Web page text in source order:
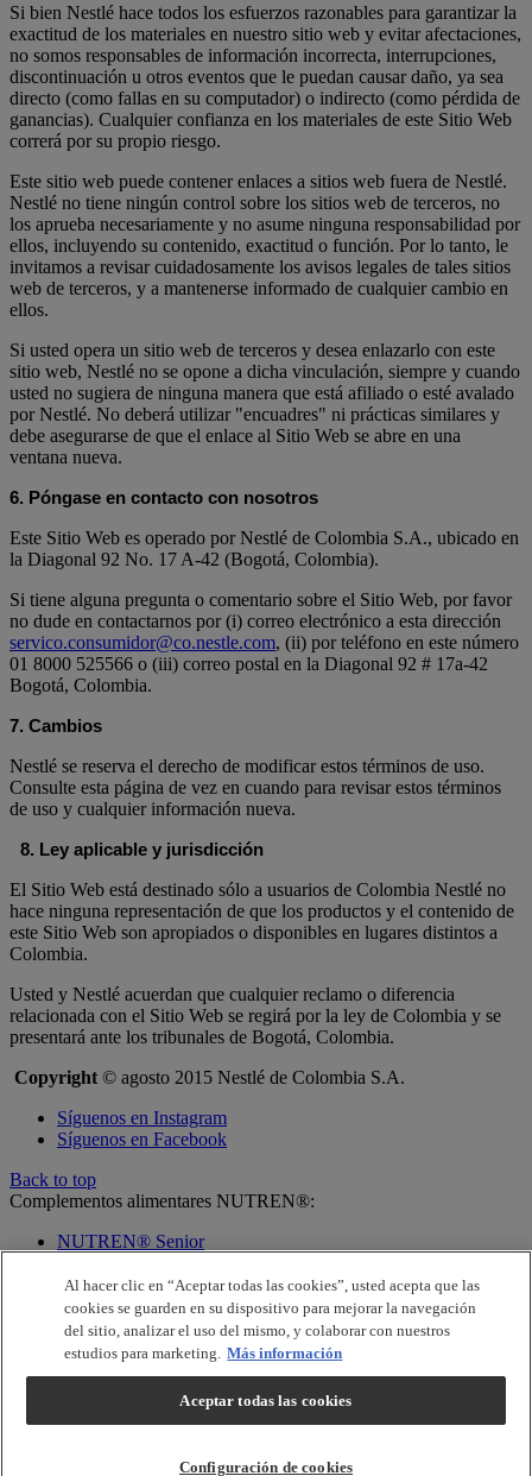
Si bien Nestlé hace todos los esfuerzos razonables para garantizar la
exactitud de los materiales en nuestro sitio web y evitar afectaciones,
no somos responsables de información incorrecta, interrupciones,
discontinuación u otros eventos que le puedan causar daño, ya sea
directo (como fallas en su computador) o indirecto (como pérdida de
ganancias). Cualquier confianza en los materiales de este Sitio Web
correrá por su propio riesgo.
Este sitio web puede contener enlaces a sitios web fuera de Nestlé.
Nestlé no tiene ningún control sobre los sitios web de terceros, no
los aprueba necesariamente y no asume ninguna responsabilidad por
ellos, incluyendo su contenido, exactitud o función. Por lo tanto, le
invitamos a revisar cuidadosamente los avisos legales de tales sitios
web de terceros, y a mantenerse informado de cualquier cambio en
ellos.
Si usted opera un sitio web de terceros y desea enlazarlo con este
sitio web, Nestlé no se opone a dicha vinculación, siempre y cuando
usted no sugiera de ninguna manera que está afiliado o esté avalado
por Nestlé. No deberá utilizar "encuadres" ni prácticas similares y
debe asegurarse de que el enlace al Sitio Web se abre en una
ventana nueva.
6. Póngase en contacto con nosotros
Este Sitio Web es operado por Nestlé de Colombia S.A., ubicado en
la Diagonal 92 No. 17 A-42 (Bogotá, Colombia).
Si tiene alguna pregunta o comentario sobre el Sitio Web, por favor
no dude en contactarnos por (i) correo electrónico a esta dirección
servico.consumidor@co.nestle.com, (ii) por teléfono en este número
01 8000 525566 o (iii) correo postal en la Diagonal 92 # 17a-42
Bogotá, Colombia.
7. Cambios
Nestlé se reserva el derecho de modificar estos términos de uso.
Consulte esta página de vez en cuando para revisar estos términos
de uso y cualquier información nueva.
8. Ley aplicable y jurisdicción
El Sitio Web está destinado sólo a usuarios de Colombia Nestlé no
hace ninguna representación de que los productos y el contenido de
este Sitio Web son apropiados o disponibles en lugares distintos a
Colombia.
Usted y Nestlé acuerdan que cualquier reclamo o diferencia
relacionada con el Sitio Web se regirá por la ley de Colombia y se
presentará ante los tribunales de Bogotá, Colombia.
Copyright © agosto 2015 Nestlé de Colombia S.A.
Síguenos en Instagram
Síguenos en Facebook
Back to top
Complementos alimentares NUTREN®:
NUTREN® Senior
Nestlé®
Servicio de Atención al Consumidor
Llámanos gratis al
Colombia: 01 8000 515566 / Bogota: 3489583
Términos y Condiciones|Política de Tratamiento de información
©2022, Nestlé. Marcas registradas por Societé des Produits Nestlé,
Al hacer clic en “Aceptar todas las cookies”, usted acepta que las
cookies se guarden en su dispositivo para mejorar la navegación
del sitio, analizar el uso del mismo, y colaborar con nuestros
estudios para marketing. Más información
Configuración de cookies
Aceptar todas las cookies